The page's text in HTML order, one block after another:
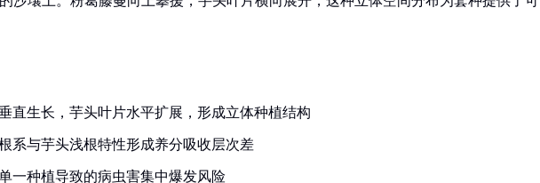
直生长，芋头叶片水平扩展，形成立体种植结构
系与芋头浅根特性形成养分吸收层次差
一种植导致的病虫害集中爆发风险